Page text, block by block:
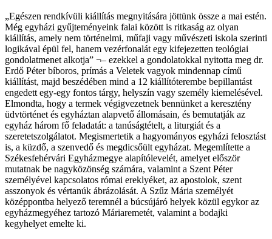
„Egészen rendkívüli kiállítás megnyitására jöttünk össze a mai estén.
Még egyházi gyűjteményeink falai között is ritkaság az olyan
kiállítás, amely nem történelmi, műfaji vagy művészeti iskola szerinti
logikával épül fel, hanem vezérfonalát egy kifejezetten teológiai
gondolatmenet alkotja” ¬– ezekkel a gondolatokkal nyitotta meg dr.
Erdő Péter bíboros, prímás a Veletek vagyok mindennap című
kiállítást, majd beszédében mind a 12 kiállítóterembe bepillantást
engedett egy-egy fontos tárgy, helyszín vagy személy kiemelésével.
Elmondta, hogy a termek végigvezetnek bennünket a keresztény
üdvtörténet és egyháztan alapvető állomásain, és bemutatják az
egyház három fő feladatát: a tanúságtételt, a liturgiát és a
szeretetszolgálatot. Megismertetik a hagyományos egyházi felosztást
is, a küzdő, a szenvedő és megdicsőült egyházat. Megemlítette a
Székesfehérvári Egyházmegye alapítólevelét, amelyet először
mutatnak be nagyközönség számára, valamint a Szent Péter
személyével kapcsolatos római ereklyéket, az apostolok, szent
asszonyok és vértanúk ábrázolását. A Szűz Mária személyét
középpontba helyező teremnél a búcsújáró helyek közül egykor az
egyházmegyéhez tartozó Máriaremetét, valamint a bodajki
kegyhelyet emelte ki.